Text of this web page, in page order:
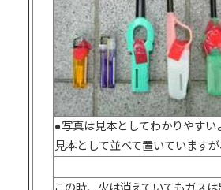
●写真は見本としてわかりやす
見本として並べて置いています